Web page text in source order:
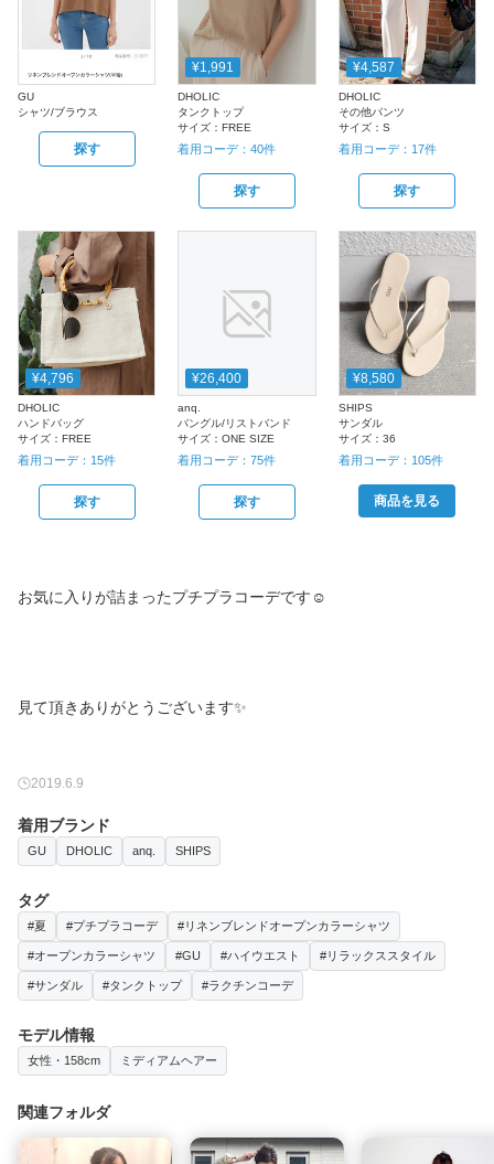
GU
シャツ/ブラウス
探す
¥1,991
DHOLIC
タンクトップ
サイズ：FREE
着用コーデ：40件
探す
¥4,587
DHOLIC
その他パンツ
サイズ： S
着用コーデ： 17件
探す
¥4,796
DHOLIC
ハンドバッグ
サイズ： FREE
着用コーデ： 15件
探す
¥26,400
anq.
バングル/リストバンド
サイズ：ONE SIZE
着用コーデ：75件
探す
¥8,580
SHIPS
サンダル
サイズ： 36
着用コーデ： 105件
商品を見る
お気に入りが詰まったプチプラコーデです☺️
見て頂きありがとうございます✨
2019.6.9
着用ブランド
GU DHOLIC anq. SHIPS
タグ
#夏 #プチプラコーデ #リネンブレンドオープンカラーシャツ
#オープンカラーシャツ #GU #ハイウエスト #リラックススタイル
#サンダル #タンクトップ #ラクチンコーデ
モデル情報
女性・158cm ミディアムヘアー
関連フォルダ